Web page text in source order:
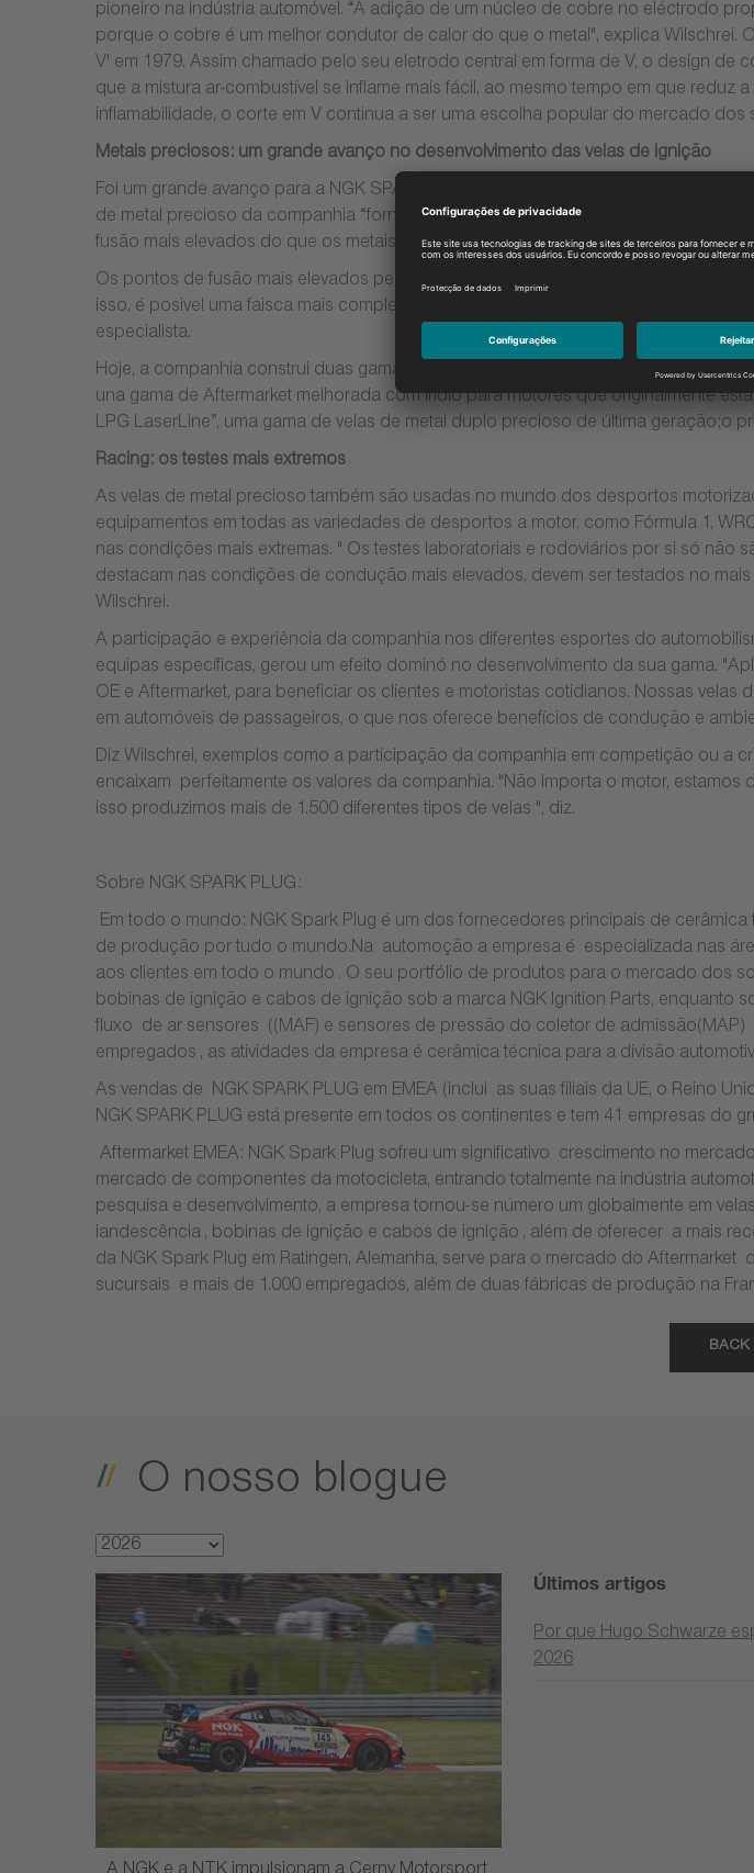
pioneiro na indústria automóvel. “A adição de um núcleo de cobre no eléctrodo
porque o cobre é um melhor condutor de calor do que o metal", explica
V' em 1979. Assim chamado pelo seu eletrodo central em forma de V, o design
que a mistura ar-combustível se inflame mais fácil, ao mesmo tempo em que reduz
inflamabilidade, o corte em V continua a ser uma escolha popular do mercado dos
Metais preciosos: um grande avanço no desenvolvimento das velas de ignição
Foi um grande avanço para a NGK SPARK PLUG a introdução dos metáis
de metal precioso da companhia “fornece uma maior inflamabilidade e uma vida
fusão mais elevados do que os metais tradicionais como o níquel ", diz Wilschrei
Os pontos de fusão mais elevados permitem que os diámetros dos eletrodos
isso, é posivel uma faisca mais completa que faz uma aceleração e consumo de
especialista.
Hoje, a companhia construi duas gamas de velas de iridium, 'Laser Iridium'
una gama de Aftermarket melhorada com iridio para motores que originalmente
LPG LaserLine”, uma gama de velas de metal duplo precioso de última geração;o
Racing: os testes mais extremos
As velas de metal precioso também são usadas no mundo dos desportos
equipamentos em todas as variedades de desportos a motor, como Fórmula 1,
nas condições mais extremas. " Os testes laboratoriais e rodoviários por si só não
destacam nas condições de condução mais elevados, devem ser testados no
Wilschrei.
A participação e experiência da companhia nos diferentes esportes do
equipas específicas, gerou um efeito dominó no desenvolvimento da sua gama.
OE e Aftermarket, para beneficiar os clientes e motoristas cotidianos. Nossas
em automóveis de passageiros, o que nos oferece benefícios de condução e
Diz Wilschrei, exemplos como a participação da companhia em competição ou a
encaixam perfeitamente os valores da companhia. "Não importa o motor,
isso produzimos mais de 1.500 diferentes tipos de velas ", diz.
Sobre NGK SPARK PLUG:
Em todo o mundo: NGK Spark Plug é um dos fornecedores principais de
de produção por tudo o mundo.Na automoção a empresa é especializada nas
aos clientes em todo o mundo . O seu portfólio de produtos para o mercado dos
bobinas de ignição e cabos de ignição sob a marca NGK Ignition Parts,
fluxo de ar sensores ((MAF) e sensores de pressão do coletor de
empregados , as atividades da empresa é cerâmica técnica para a divisão
As vendas de NGK SPARK PLUG em EMEA (inclui as suas filiais da UE, o Reino
NGK SPARK PLUG está presente em todos os continentes e tem 41 empresas do
Aftermarket EMEA: NGK Spark Plug sofreu um significativo crescimento no
mercado de componentes da motocicleta, entrando totalmente na indústria
pesquisa e desenvolvimento, a empresa tornou-se número um globalmente em
iandescência , bobinas de ignição e cabos de ignição , além de oferecer a mais
da NGK Spark Plug em Ratingen, Alemanha, serve para o mercado do
sucursais e mais de 1.000 empregados, além de duas fábricas de produção na
BACK
O nosso blogue
Últimos artigos
Por que Hugo Schwarze
2026